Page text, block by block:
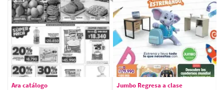
Ara catálogo Jumbo Regresa a clase